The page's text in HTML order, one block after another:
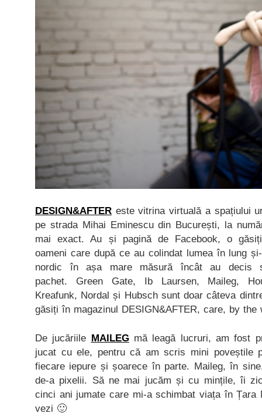
DESIGN&AFTER este vitrina virtuală a spațiului
pe strada Mihai Eminescu din București, la
mai exact. Au și pagină de Facebook, o
oameni care după ce au colindat lumea în lung
nordic în așa mare măsură încât au
pachet. Green Gate, Ib Laursen, Maileg,
Kreafunk, Nordal și Hubsch sunt doar câteva
găsiți în magazinul DESIGN&AFTER, care, by
De jucăriile MAILEGmă leagă lucruri, am fost
jucat cu ele, pentru că am scris mini poveștile
fiecare iepure și șoarece în parte. Maileg, în
de-a pixelii. Să ne mai jucăm și cu mințile, îi
cinci ani jumate care mi-a schimbat viața în
vezi 🙂